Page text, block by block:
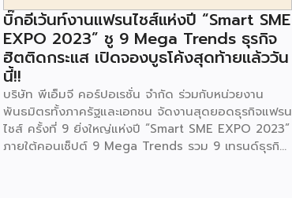
บิ๊กอีเว้นท์งานแฟรนไชส์แห่งปี “Smart SME
EXPO 2023” ชู 9 Mega Trends ธุรกิจ
ฮิตติดกระแส เปิดจองบูธโค้งสุดท้ายแล้ววัน
นี้!!
บริษัท พีเอ็มจี คอร์ปอเรชั่น จำกัด ร่วมกับหน่วยงาน
พันธมิตรทั้งภาครัฐและเอกชน จัดงานสุดยอดธุรกิจแฟรน
ไชส์ ครั้งที่ 9 ยิ่งใหญ่แห่งปี “Smart SME EXPO 2023”
ภายใต้คอนเซ็ปต์ 9 Mega Trends รวม 9 เทรนด์ธุรกิจ